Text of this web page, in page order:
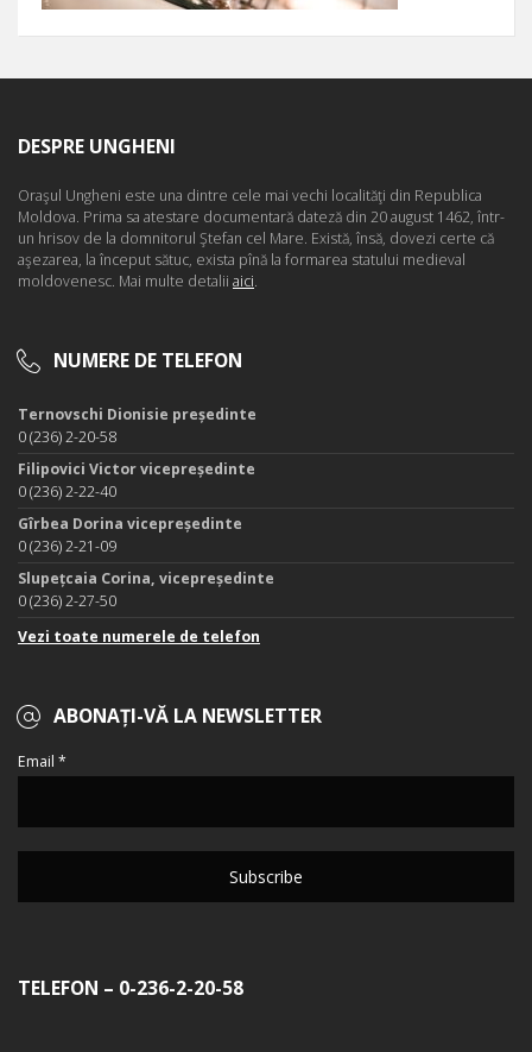
DESPRE UNGHENI
Oraşul Ungheni este una dintre cele mai vechi localităţi din Republica
Moldova. Prima sa atestare documentară dateză din 20 august 1462, într-
un hrisov de la domnitorul Ştefan cel Mare. Există, însă, dovezi certe că
aşezarea, la început sătuc, exista pînă la formarea statului medieval
moldovenesc. Mai multe detalii aici.
NUMERE DE TELEFON
Ternovschi Dionisie președinte
0 (236) 2-20-58
Filipovici Victor vicepreședinte
0 (236) 2-22-40
Gîrbea Dorina vicepreședinte
0 (236) 2-21-09
Slupețcaia Corina, vicepreședinte
0 (236) 2-27-50
Vezi toate numerele de telefon
ABONAȚI-VĂ LA NEWSLETTER
Email *
TELEFON – 0-236-2-20-58